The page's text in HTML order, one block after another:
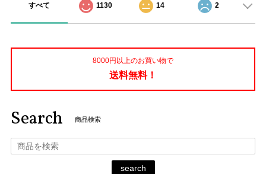
すべて 1130 14 2
8000円以上のお買い物で
送料無料！
Search 商品検索
search